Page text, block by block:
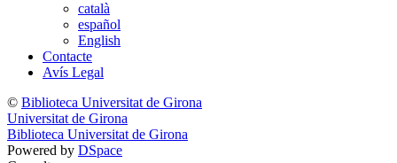
català
español
English
Contacte
Avís Legal
© Biblioteca Universitat de Girona
Universitat de Girona
Biblioteca Universitat de Girona
Powered by DSpace